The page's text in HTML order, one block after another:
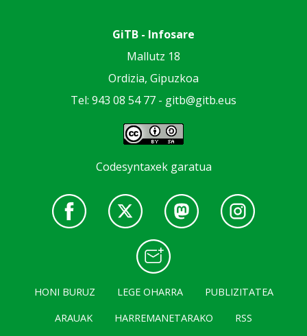
GiTB - Infosare
Mallutz 18
Ordizia, Gipuzkoa
Tel: 943 08 54 77 - gitb@gitb.eus
Codesyntaxek garatua
HONI BURUZ LEGE OHARRA
PUBLIZITATEA
ARAUAK
HARREMANETARAKO RSS